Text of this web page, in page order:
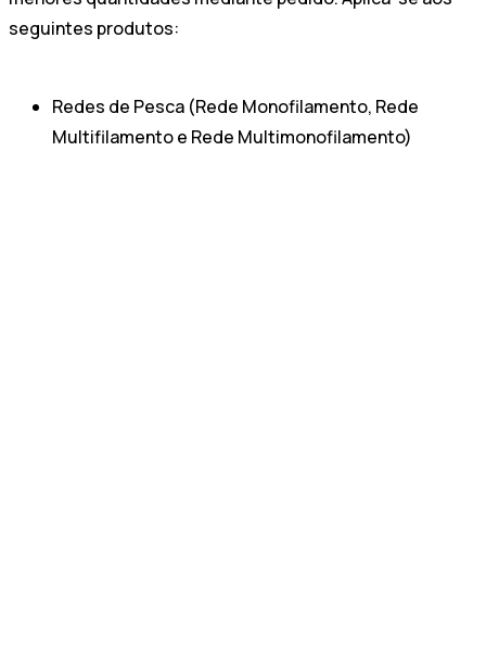
seguintes produtos:
Redes de Pesca (Rede Monofilamento, Rede
Multifilamento e Rede Multimonofilamento)